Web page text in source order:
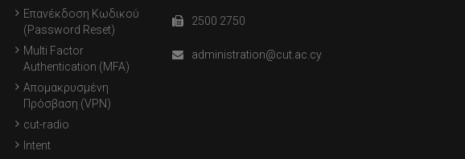
Επανέκδοση Κωδικού
(Password Reset)
Multi Factor
Authentication (MFA)
Απομακρυσμένη
Πρόσβαση (VPN)
cut-radio
Intent
2500 2750
administration@cut.ac.cy